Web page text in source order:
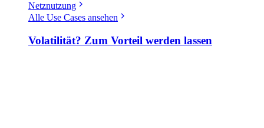
Netznutzung
Alle Use Cases ansehen
Volatilität? Zum Vorteil werden lassen